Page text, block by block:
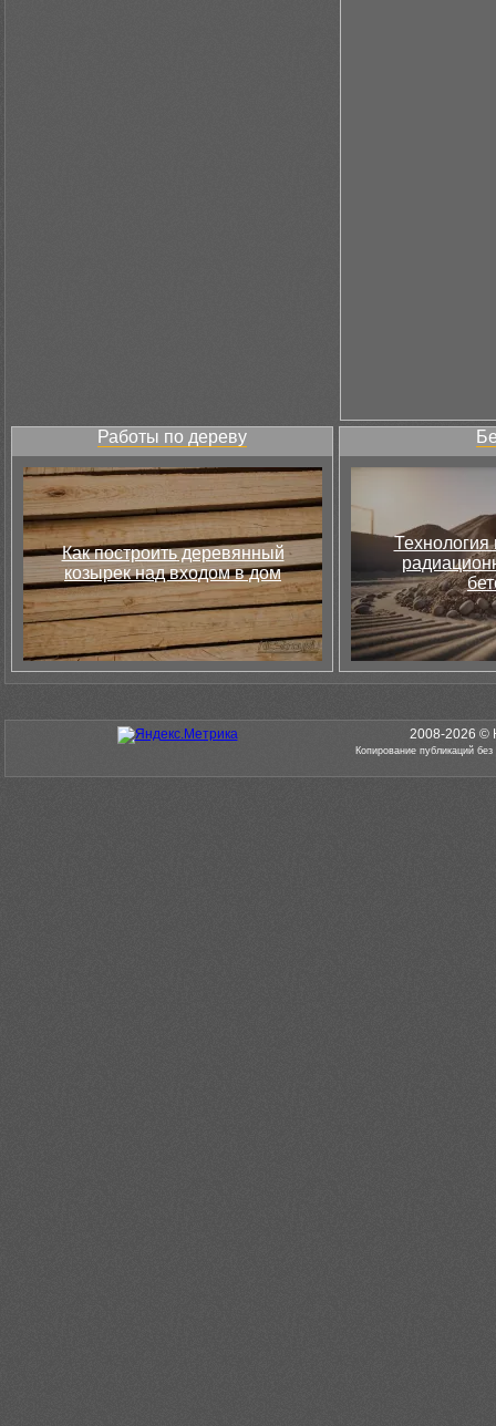
Работы по дереву
Как построить деревянный
козырек над входом в дом
Технология
2008-2026 ©
Копирование публикаций